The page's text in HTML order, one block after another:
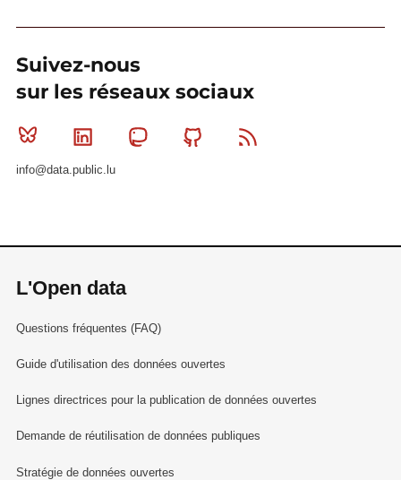
Suivez-nous
sur les réseaux sociaux
Bluesky Linkedin MastodonGithub
info@data.public.lu
L'Open data
Questions fréquentes (FAQ)
Guide d'utilisation des données ouvertes
Lignes directrices pour la publication de données ouvertes
Demande de réutilisation de données publiques
Stratégie de données ouvertes